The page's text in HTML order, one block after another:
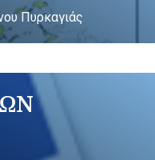
Πυρκαγιάς